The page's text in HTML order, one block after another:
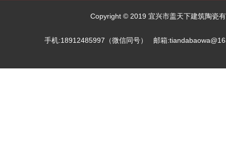
Copyright © 2019 宜兴市盖天下建筑陶瓷
手机:18912485997（微信同号） 邮箱